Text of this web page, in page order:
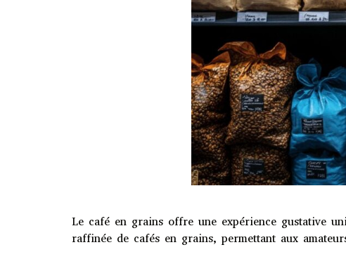
Le café en grains offre une expérience gustative
raffinée de cafés en grains, permettant aux